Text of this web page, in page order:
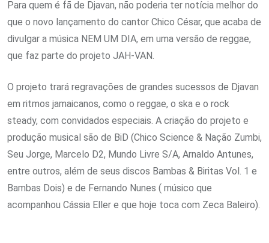
Para quem é fã de Djavan, não poderia ter notícia melhor do
que o novo lançamento do cantor Chico César, que acaba de
divulgar a música NEM UM DIA, em uma versão de reggae,
que faz parte do projeto JAH-VAN.
O projeto trará regravações de grandes sucessos de Djavan
em ritmos jamaicanos, como o reggae, o ska e o rock
steady, com convidados especiais. A criação do projeto e
produção musical são de BiD (Chico Science & Nação Zumbi,
Seu Jorge, Marcelo D2, Mundo Livre S/A, Arnaldo Antunes,
entre outros, além de seus discos Bambas & Biritas Vol. 1 e
Bambas Dois) e de Fernando Nunes ( músico que
acompanhou Cássia Eller e que hoje toca com Zeca Baleiro).